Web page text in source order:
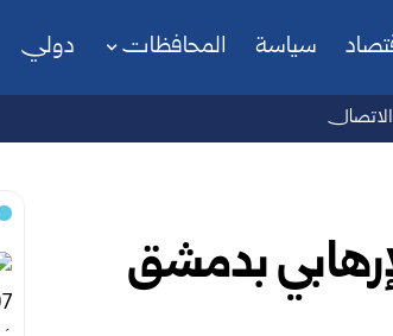
سياسة المحافظات دولي
الاتصال
بدمشق